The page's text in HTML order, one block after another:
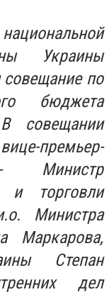
Украины
по
бюджета
В совещании
премьер-
Министр
и торговли
Министра
Маркарова,
Степан
дел